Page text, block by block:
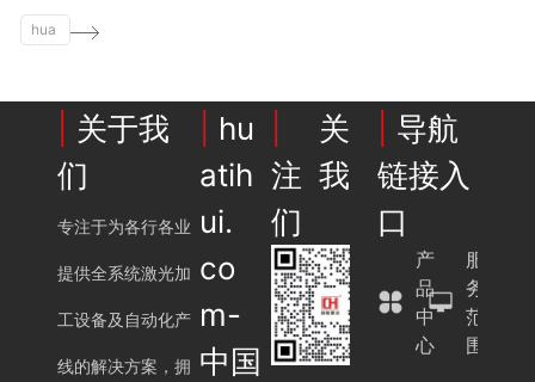
hua
关于我
们
专注于为各行各业
提供全系统激光加
工设备及自动化产
线的解决方案，拥
hu
atih
ui.
co
m-
中国
关
注我
们
导航
链接入
口
产
品
中
心
服
务
范
围